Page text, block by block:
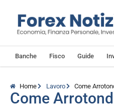
Banche Fisco Guide
Home Lavoro Come
Come